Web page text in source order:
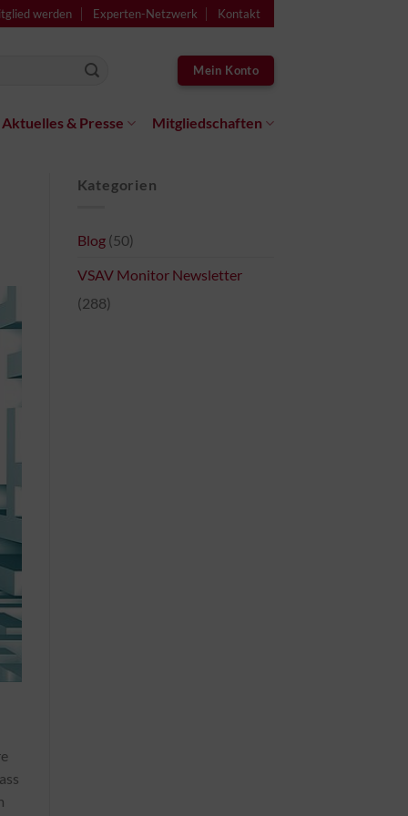
werden Experten-Netzwerk Kontakt
Mein Konto
Aktuelles & Presse Mitgliedschaften
Kategorien
Blog(50)
VSAV Monitor Newsletter
(288)